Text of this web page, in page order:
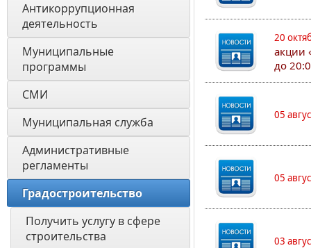
Антикоррупционная
деятельность
Муниципальные
программы
СМИ
Муниципальная служба
Административные
регламенты
Градостроительство
Получить услугу в сфере
строительства
20
акции
до
05
05
03